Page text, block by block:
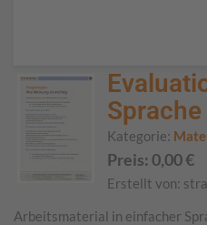
Sprache
Kategorie:
Preis: 0,00€
Erstellt von:
Arbeitsmaterial in einfacher